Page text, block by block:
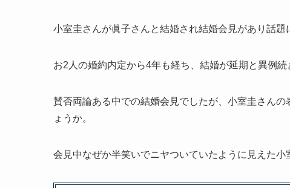
小室圭さんが眞子さんと結婚され結婚会見があり話題
お2人の婚約内定から4年も経ち、結婚が延期と異例続
賛否両論ある中での結婚会見でしたが、小室圭さん
ょうか。
会見中なぜか半笑いでニヤついていたように見えた小